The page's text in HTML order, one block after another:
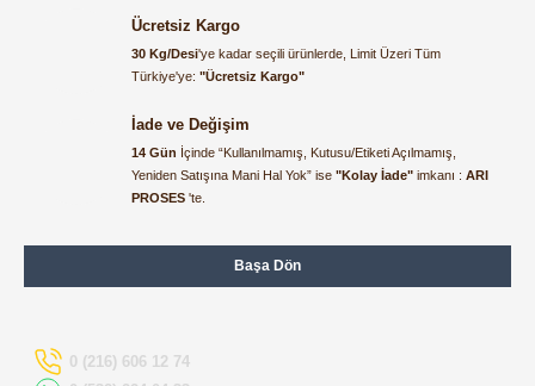
alışveriş sürecinden memnun
Alışveriş süreci de hızlı ve
problemsiz geçti.
Havale ile odeme yaptim ve
bilgilendirmesinden cok
memnun kaldim. Kesinlikle
1.277,29 TL
Ücretsiz Kargo
30 Kg/Desi'ye kadar seçili ürünlerde, Limit Üzeri Tüm
Türkiye'ye: "Ücretsiz Kargo"
İade ve Değişim
14 Gün İçinde “Kullanılmamış, Kutusu/Etiketi Açılmamış,
Yeniden Satışına Mani Hal Yok” ise "Kolay İade" imkanı : ARI
PROSES 'te.
Başa Dön
0 (216) 606 12 74